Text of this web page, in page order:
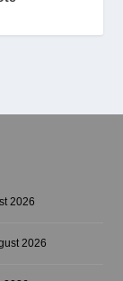
2026
2026